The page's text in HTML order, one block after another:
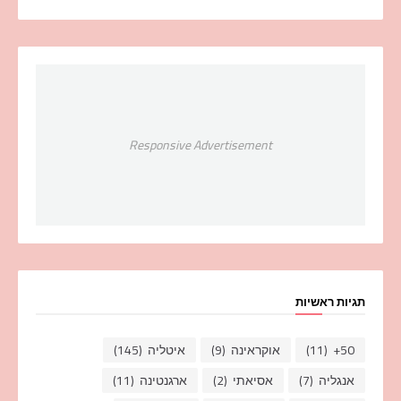
Responsive Advertisement
תגיות ראשיות
50+
(11) אוקראינה (9) איטליה (145)
אנגליה (7) אסיאתי (2) ארגנטינה (11)